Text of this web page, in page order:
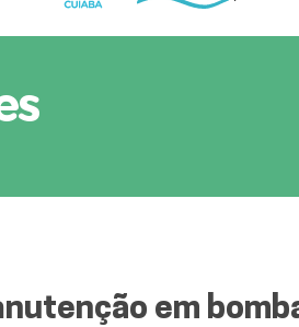
de
em